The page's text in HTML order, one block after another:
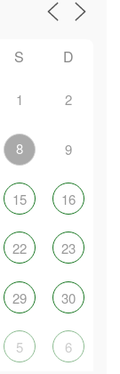
S D
1 2
8 9
15 16
22 23
29 30
5 6